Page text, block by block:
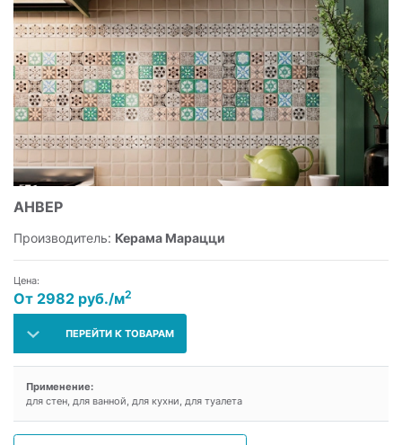
АНВЕР
Производитель: Керама Марацци
Цена:
От 2982 руб./м2
ПЕРЕЙТИ К ТОВАРАМ
Применение:
для стен, для ванной, для кухни, для туалета